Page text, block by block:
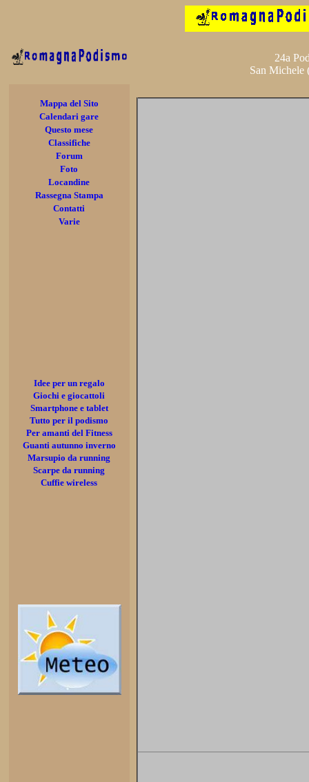
24a
San Michele
Mappa del Sito
Calendari gare
Questo mese
Classifiche
Forum
Foto
Locandine
Rassegna Stampa
Contatti
Varie
Idee per un regalo
Giochi e giocattoli
Smartphone e tablet
Tutto per il podismo
Per amanti del Fitness
Guanti autunno inverno
Marsupio da running
Scarpe da running
Cuffie wireless